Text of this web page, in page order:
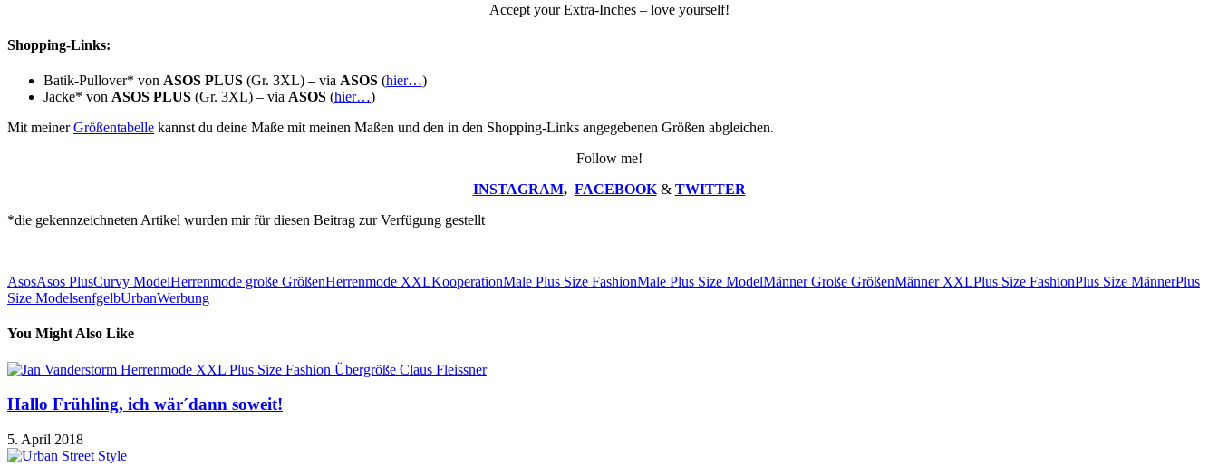
Accept your Extra-Inches – love yourself!
Shopping-Links:
Batik-Pullover* von ASOS PLUS (Gr. 3XL) – via ASOS (hier…)
Jacke* von ASOS PLUS (Gr. 3XL) – via ASOS (hier…)
Mit meinerGrößentabelle kannst du deine Maße mit meinen Maßen und den in den Shopping-Links angegebenen Größen abgleichen.
Follow me!
INSTAGRAM, FACEBOOK & TWITTER
*die gekennzeichneten Artikel wurden mir für diesen Beitrag zur Verfügung gestellt
AsosAsos PlusCurvy ModelHerrenmode große GrößenHerrenmode XXLKooperationMale Plus Size FashionMale Plus Size ModelMänner Große GrößenMänner XXLPlus Size FashionPlus Size MännerPlus
Size ModelsenfgelbUrbanWerbung
You Might Also Like
Hallo Frühling, ich wär´dann soweit!
5. April 2018